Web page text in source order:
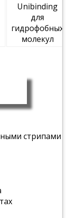
Unibinding
для
гидрофобных
молекул
стрипами